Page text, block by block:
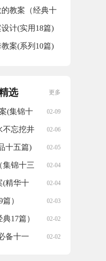
教案（经典十
计(实用18篇)
案(系列10篇)
选 更多
(集锦十
02-09
不忘挖井
02-06
十五篇) 02-05
集锦十三
02-04
(精华十
02-04
） 02-03
17篇） 02-02
备十一
02-02